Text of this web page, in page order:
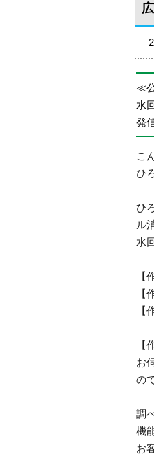
≪
水
発
こ
ひ
ひ
ル
水
【
【
【
【
お
の
調
機
お